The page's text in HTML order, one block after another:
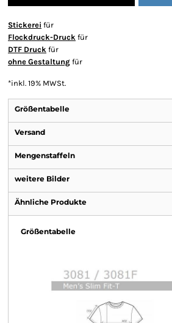
Stickerei für
Flockdruck-Druck für
DTF Druck für
ohne Gestaltung für
*inkl. 19% MWSt.
Größentabelle
Versand
Mengenstaffeln
weitere Bilder
Ähnliche Produkte
Größentabelle